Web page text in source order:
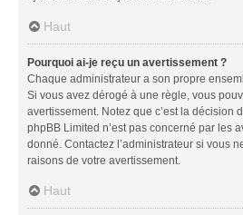
Haut
Pourquoi ai-je reçu un avertissement ?
Chaque administrateur a son propre
Si vous avez dérogé à une règle, vous
avertissement. Notez que c’est la décision
phpBB Limited n’est pas concerné par les
donné. Contactez l’administrateur si vous
raisons de votre avertissement.
Haut